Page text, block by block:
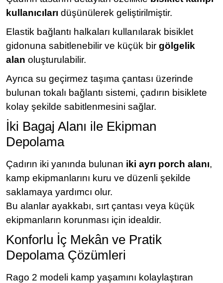
kullanıcıları düşünülerek geliştirilmiştir.
Elastik bağlantı halkaları kullanılarak bisiklet
gidonuna sabitlenebilir ve küçük bir gölgelik
alan oluşturulabilir.
Ayrıca su geçirmez taşıma çantası üzerinde
bulunan tokalı bağlantı sistemi, çadırın bisiklete
kolay şekilde sabitlenmesini sağlar.
İki Bagaj Alanı ile Ekipman
Depolama
Çadırın iki yanında bulunan iki ayrı porch alanı,
kamp ekipmanlarını kuru ve düzenli şekilde
saklamaya yardımcı olur.
Bu alanlar ayakkabı, sırt çantası veya küçük
ekipmanların korunması için idealdir.
Konforlu İç Mekân ve Pratik
Depolama Çözümleri
Rago 2 modeli kamp yaşamını kolaylaştıran